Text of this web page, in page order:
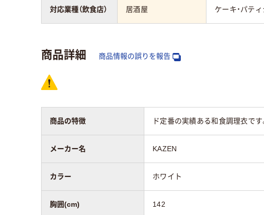
居酒屋 ケーキ・パテ
対応業種（飲食店）
商品詳細 商品情報の誤りを報告
商品の特徴 ド定番の実績ある和食調理衣で
メーカー名 KAZEN
カラー ホワイト
胸囲(cm) 142